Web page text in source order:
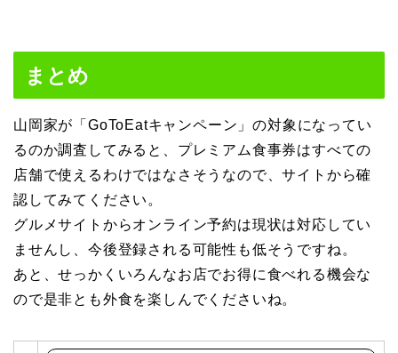
まとめ
山岡家が「GoToEatキャンペーン」の対象になってい
るのか調査してみると、プレミアム食事券はすべての
店舗で使えるわけではなさそうなので、サイトから確
認してみてください。
グルメサイトからオンライン予約は現状は対応してい
ませんし、今後登録される可能性も低そうですね。
あと、せっかくいろんなお店でお得に食べれる機会な
ので是非とも外食を楽しんでくださいね。